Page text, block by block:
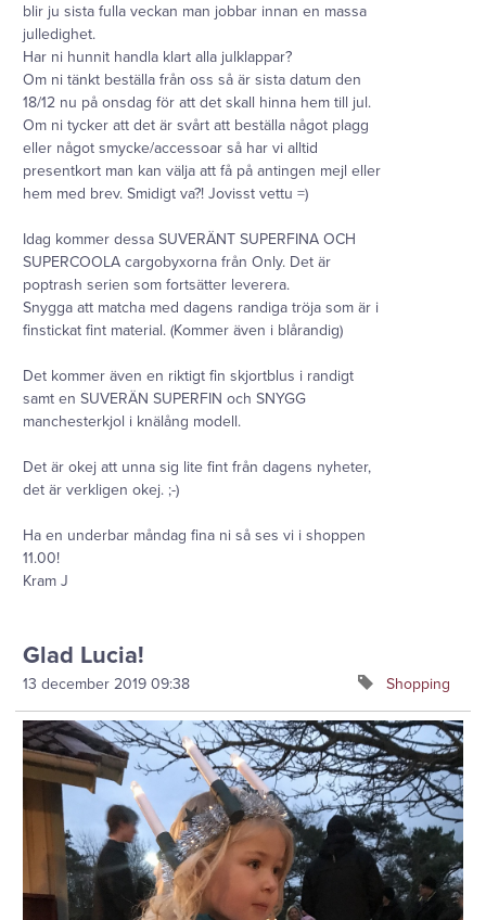
blir ju sista fulla veckan man jobbar innan en massa
julledighet.
Har ni hunnit handla klart alla julklappar?
Om ni tänkt beställa från oss så är sista datum den
18/12 nu på onsdag för att det skall hinna hem till jul.
Om ni tycker att det är svårt att beställa något plagg
eller något smycke/accessoar så har vi alltid
presentkort man kan välja att få på antingen mejl eller
hem med brev. Smidigt va?! Jovisst vettu =)
Idag kommer dessa SUVERÄNT SUPERFINA OCH
SUPERCOOLA cargobyxorna från Only. Det är
poptrash serien som fortsätter leverera.
Snygga att matcha med dagens randiga tröja som är i
finstickat fint material. (Kommer även i blårandig)
Det kommer även en riktigt fin skjortblus i randigt
samt en SUVERÄN SUPERFIN och SNYGG
manchesterkjol i knälång modell.
Det är okej att unna sig lite fint från dagens nyheter,
det är verkligen okej. ;-)
Ha en underbar måndag fina ni så ses vi i shoppen
11.00!
Kram J
Glad Lucia!
13 december 2019 09:38 Shopping